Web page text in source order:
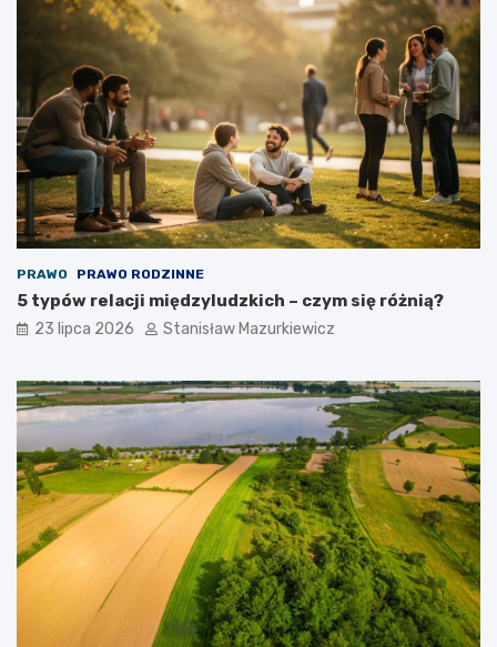
PRAWO PRAWO RODZINNE
5 typów relacji międzyludzkich – czym się różnią?
23 lipca 2026 Stanisław Mazurkiewicz